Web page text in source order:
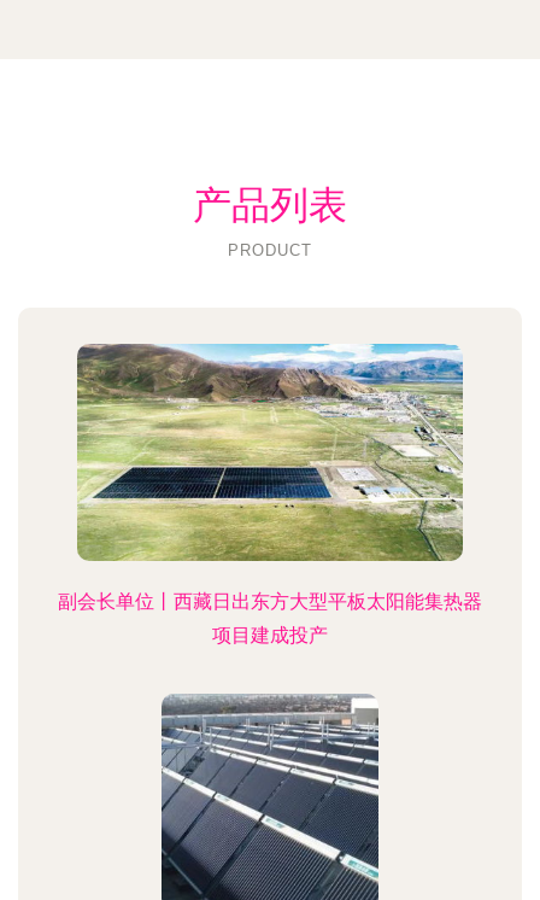
产品列表
PRODUCT
副会长单位丨西藏日出东方大型平板太阳能集热器
项目建成投产